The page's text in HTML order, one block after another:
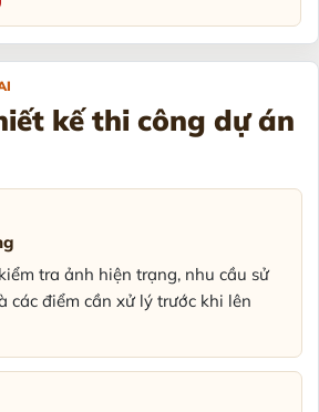
kế thi công dự án
tra ảnh hiện trạng, nhu cầu sử
các điểm cần xử lý trước khi lên